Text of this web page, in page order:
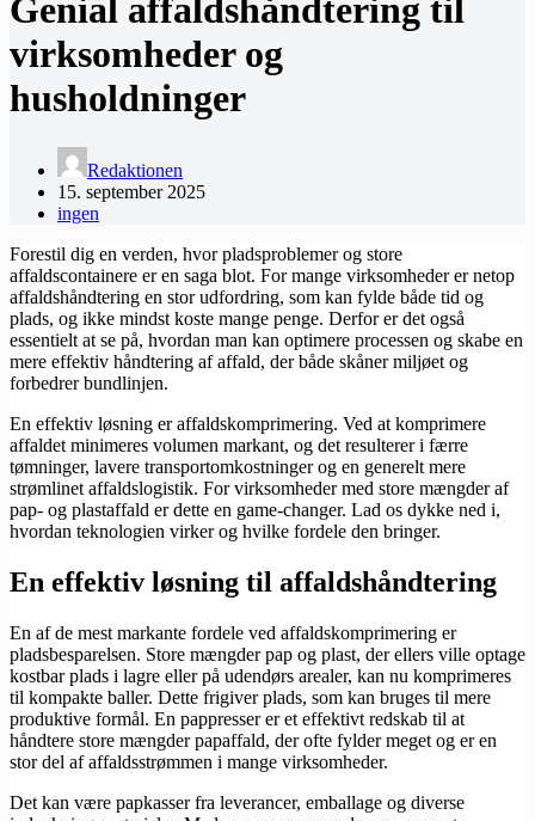
Genial affaldshåndtering til
virksomheder og
husholdninger
Redaktionen
15. september 2025
ingen
Forestil dig en verden, hvor pladsproblemer og store
affaldscontainere er en saga blot. For mange virksomheder er netop
affaldshåndtering en stor udfordring, som kan fylde både tid og
plads, og ikke mindst koste mange penge. Derfor er det også
essentielt at se på, hvordan man kan optimere processen og skabe en
mere effektiv håndtering af affald, der både skåner miljøet og
forbedrer bundlinjen.
En effektiv løsning er affaldskomprimering. Ved at komprimere
affaldet minimeres volumen markant, og det resulterer i færre
tømninger, lavere transportomkostninger og en generelt mere
strømlinet affaldslogistik. For virksomheder med store mængder af
pap- og plastaffald er dette en game-changer. Lad os dykke ned i,
hvordan teknologien virker og hvilke fordele den bringer.
En effektiv løsning til affaldshåndtering
En af de mest markante fordele ved affaldskomprimering er
pladsbesparelsen. Store mængder pap og plast, der ellers ville optage
kostbar plads i lagre eller på udendørs arealer, kan nu komprimeres
til kompakte baller. Dette frigiver plads, som kan bruges til mere
produktive formål. En pappresser er et effektivt redskab til at
håndtere store mængder papaffald, der ofte fylder meget og er en
stor del af affaldsstrømmen i mange virksomheder.
Det kan være papkasser fra leverancer, emballage og diverse